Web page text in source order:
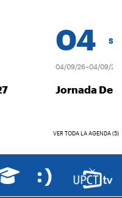
04 SEP.
04/09/26–04/09/26
Jornada
VER TODA LA AGENDA (5)